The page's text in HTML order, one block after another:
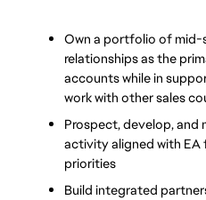
Own a portfolio of mid-
relationships as the
accounts while in
work with other sales
Prospect, develop, and
activity aligned with
priorities
Build integrated